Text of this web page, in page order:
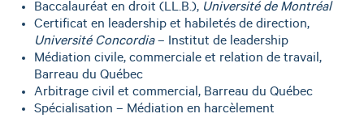
Baccalauréat en droit (LL.B.), Université de Montréal
Certificat en leadership et habiletés de direction,
Université Concordia– Institut de leadership
Médiation civile, commerciale et relation de travail,
Barreau du Québec
Arbitrage civil et commercial, Barreau du Québec
Spécialisation – Médiation en harcèlement